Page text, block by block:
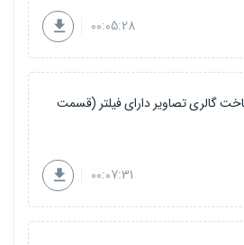
00:05:28
گالری تصاویر دارای فیلتر (قسمت
00:07:31